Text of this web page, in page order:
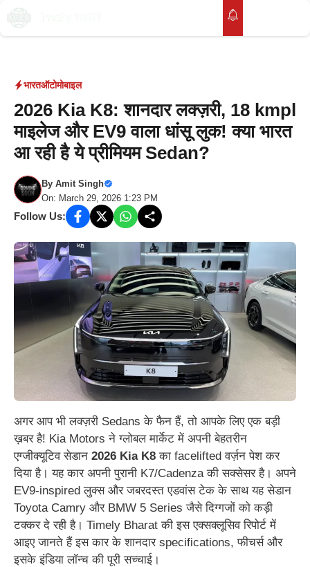
Skip
भारतऑटोमोबाइल
2026 Kia K8: शानदार लक्ज़री, 18 kmpl
माइलेज और EV9 वाला धांसू लुक! क्या भारत
आ रही है ये प्रीमियम Sedan?
By Amit Singh
On: March 29, 2026 1:23 PM
Follow Us:
अगर आप भी लक्ज़री Sedans के फैन हैं, तो आपके लिए एक बड़ी
ख़बर है! Kia Motors ने ग्लोबल मार्केट में अपनी बेहतरीन
एग्जीक्यूटिव सेडान 2026 Kia K8 का facelifted वर्ज़न पेश कर
दिया है। यह कार अपनी पुरानी K7/Cadenza की सक्सेसर है। अपने
EV9-inspired लुक्स और जबरदस्त एडवांस टेक के साथ यह सेडान
Toyota Camry और BMW 5 Series जैसे दिग्गजों को कड़ी
टक्कर दे रही है। Timely Bharat की इस एक्सक्लूसिव रिपोर्ट में
आइए जानते हैं इस कार के शानदार specifications, फीचर्स और
इसके इंडिया लॉन्च की पूरी सच्चाई।